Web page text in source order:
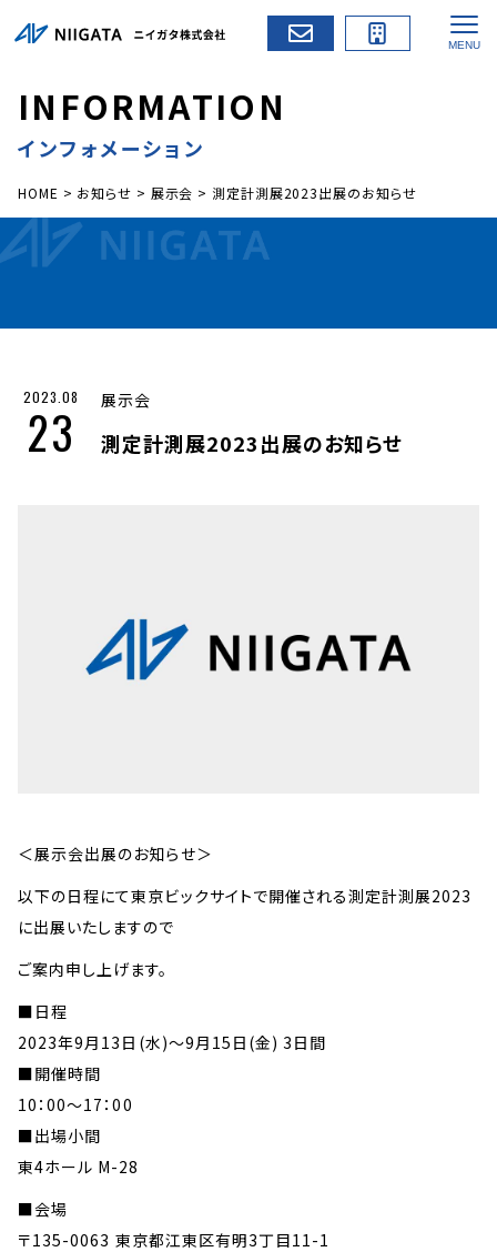
IN FORMATION
インフォメーション
HOME > お知らせ > 展示会 > 測定計測展2023出展のお知らせ
2023.08
23 展示会
測定計測展2023出展のお知らせ
＜展示会出展のお知らせ＞
以下の日程にて東京ビックサイトで開催される測定計測展2023
に出展いたしますので
ご案内申し上げます。
■日程
2023年9月13日(水)〜9月15日(金) 3日間
■開催時間
10：00～17：00
■出場小間
東4ホール M-28
■会場
〒135-0063 東京都江東区有明3丁目11-1